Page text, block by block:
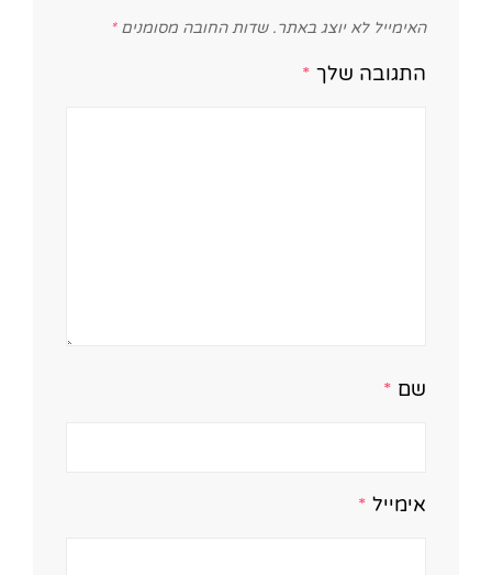
האימייל לא יוצג באתר. שדות החובה מסומנים*
התגובה שלך *
שם *
אימייל *